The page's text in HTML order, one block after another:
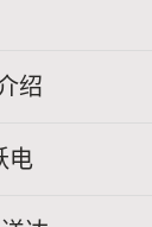
绍
电